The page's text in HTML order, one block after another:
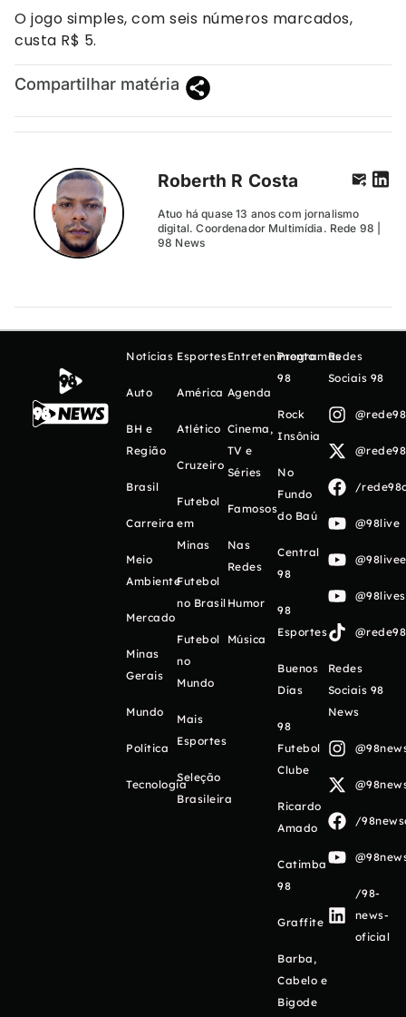
O jogo simples, com seis números marcados,
custa R$ 5.
Compartilhar matéria
Roberth R Costa
Atuo há quase 13 anos com jornalismo
digital. Coordenador Multimídia. Rede 98 |
98 News
Notícias
Auto
BH e
Região
Brasil
Carreira
Meio
Ambiente
Mercado
Minas
Gerais
Mundo
Política
Tecnologia
Esportes
América
Atlético
Cruzeiro
Futebol
em
Minas
Futebol
no Brasil
Futebol
no
Mundo
Mais
Esportes
Seleção
Brasileira
Entretenimento
Agenda
Cinema,
TV e
Séries
Famosos
Nas
Redes
Humor
Música
Programas
98
Rock
Insônia
No
Fundo
do Baú
Central
98
98
Esportes
Buenos
Días
98
Futebol
Clube
Ricardo
Amado
Catimba
98
Graffite
Barba,
Cabelo e
Bigode
Redes
Sociais 98
/
@98live
Redes
Sociais 98
News
/
/98-
news-
oficial